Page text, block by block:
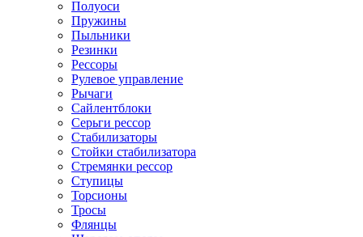
Полуоси
Пружины
Пыльники
Резинки
Рессоры
Рулевое управление
Рычаги
Сайлентблоки
Серьги рессор
Стабилизаторы
Стойки стабилизатора
Стремянки рессор
Ступицы
Торсионы
Тросы
Флянцы